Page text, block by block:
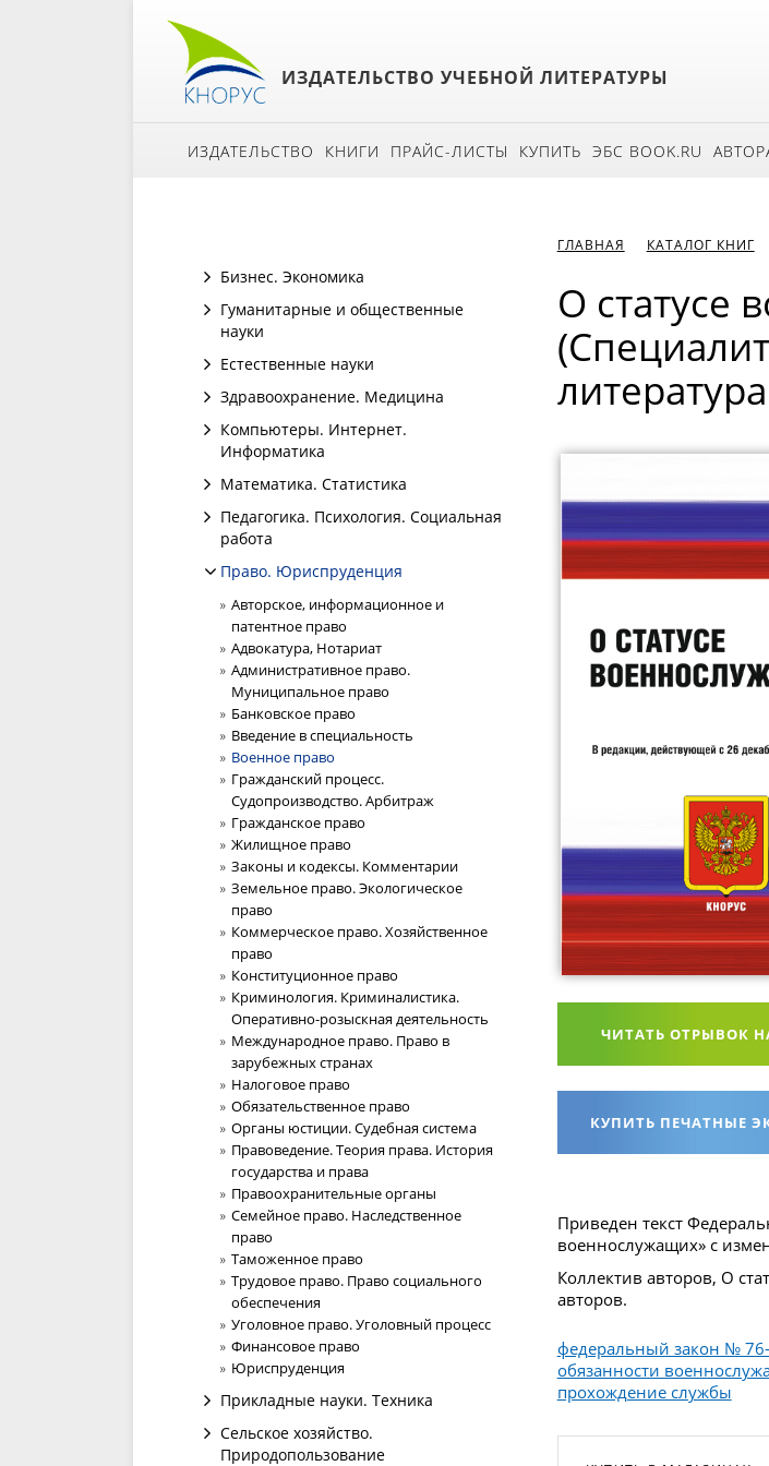
ИЗДАТЕЛЬСТВО УЧЕБНОЙ ЛИТЕРАТУРЫ
ИЗДАТЕЛЬСТВО КНИГИ ПРАЙС-ЛИСТЫ КУПИТЬ ЭБС BOOK.RU
Бизнес. Экономика
Гуманитарные и общественные
науки
Естественные науки
Здравоохранение. Медицина
Компьютеры. Интернет.
Информатика
Математика. Статистика
Педагогика. Психология. Социальная
работа
Право. Юриспруденция
Авторское, информационное и
патентное право
Адвокатура, Нотариат
Административное право.
Муниципальное право
Банковское право
Введение в специальность
Военное право
Гражданский процесс.
Судопроизводство. Арбитраж
Гражданское право
Жилищное право
Законы и кодексы. Комментарии
Земельное право. Экологическое
право
Коммерческое право. Хозяйственное
право
Конституционное право
Криминология. Криминалистика.
Оперативно-розыскная деятельность
Международное право. Право в
зарубежных странах
Налоговое право
Обязательственное право
Органы юстиции. Судебная система
Правоведение. Теория права. История
государства и права
Правоохранительные органы
Семейное право. Наследственное
право
Таможенное право
Трудовое право. Право социального
обеспечения
Уголовное право. Уголовный процесс
Финансовое право
Юриспруденция
Прикладные науки. Техника
Сельское хозяйство.
Природопользование
ГЛАВНАЯ КАТАЛОГ КНИГ
О статусе
ЧИТАТЬ ОТРЫВОК НА
КУПИТЬ ПЕЧАТНЫЕ
Приведен текст
военнослужащих» с
Коллектив авторов, О
авторов.
федеральный закон №
обязанности
прохождение службы